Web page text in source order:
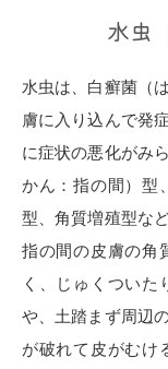
水虫
水虫は、白癬菌（
膚に入り込んで発
に症状の悪化がみ
かん：指の間）型
型、角質増殖型な
指の間の皮膚の角
く、じゅくついた
や、土踏まず周辺
が破れて皮がむけ